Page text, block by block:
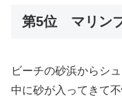
第5位 マリン
ビーチの砂浜からシ
中に砂が入ってきて